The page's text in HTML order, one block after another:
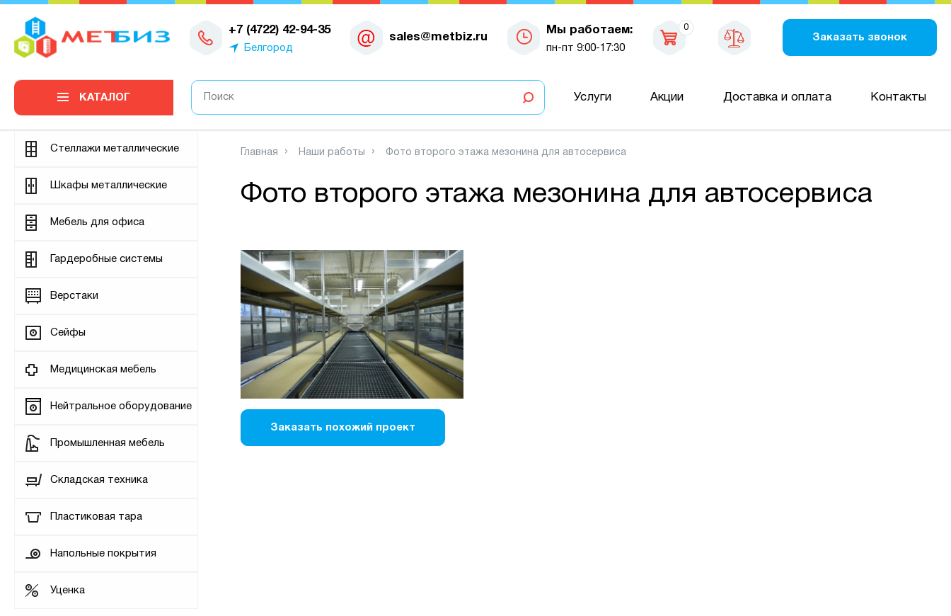
+7 (4722) 42-94-35
Белгород
sales@metbiz.ru
Мы работаем:
пн-пт 9:00-17:30
0
Заказать звонок
0
КАТАЛОГ Услуги Акции Доставка и оплата Контакты
Стеллажи металлические
Шкафы металлические
Мебель для офиса
Гардеробные системы
Верстаки
Сейфы
Медицинская мебель
Нейтральное оборудование
Промышленная мебель
Складская техника
Пластиковая тара
Напольные покрытия
Уценка
Главная Наши работы Фото второго этажа мезонина для автосервиса
Фото второго этажа мезонина для автосервиса
Заказать похожий проект